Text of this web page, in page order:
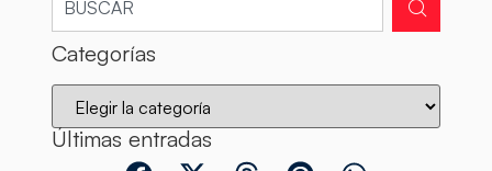
Categorías
Últimas entradas